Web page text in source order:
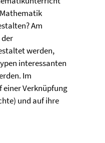
Am
werden,
interessanten
Im
einer Verknüpfung
und auf ihre